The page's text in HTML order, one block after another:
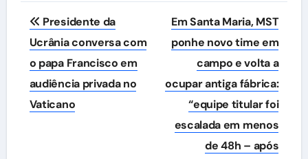
Navegação
de
Post
Presidente da
Ucrânia conversa com
o papa Francisco em
audiência privada no
Vaticano
Em Santa Maria, MST
ponhe novo time em
campo e volta a
ocupar antiga fábrica:
“equipe titular foi
escalada em menos
de 48h – após